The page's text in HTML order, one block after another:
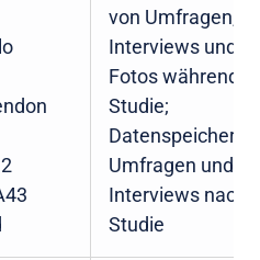
von Umfragen,
Interviews und
Fotos während
Studie;
Datenspeicher
Umfragen und
Interviews nach
Studie